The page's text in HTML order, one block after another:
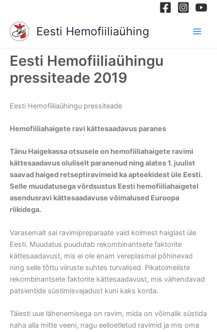
content
Eesti Hemofiiliaühing
Eesti Hemofiiliaühingu
pressiteade 2019
Eesti Hemofiiliaühingu pressiteade
Hemofiiliahaigete ravi kättesaadavus paranes
Tänu Haigekassa otsusele on hemofiiliahaigete ravimi
kättesaadavus oluliselt paranenud ning alates 1. juulist
saavad haiged retseptiravimeid ka apteekidest üle Eesti.
Selle muudatusega võrdsustus Eesti hemofiiliahaigetel
asendusravi kättesaadavuse võimalused Euroopa
riikidega.
Varasemalt sai ravimipreparaate vaid kolmest haiglast üle
Eesti. Muudatus puudutab rekombinantsete faktorite
kättesaadavust, mis ei ole enam vereplasmal põhinevad
ning selle tõttu viiruste suhtes turvalised. Pikatoimeliste
rekombinantsete faktorite kättesaadavust, mis vähendavad
patsientide süstimisvajadust kuni kaks korda.
Täiesti uue lähenemisega on ravim, mida on võimalik süstida
naha alla mitte veeni, nagu eelloetletud ravimid ja mis oma